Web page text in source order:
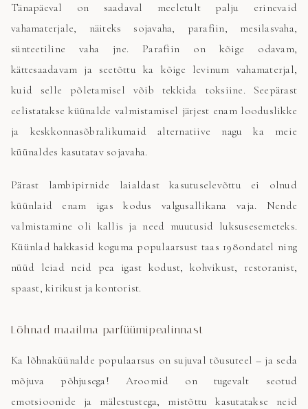
Tänapäeval on saadaval meeletult palju erinevaid
vahamaterjale, näiteks sojavaha, parafiin, mesilasvaha,
sünteetiline vaha jne. Parafiin on kõige odavam,
kättesaadavam ja seetõttu ka kõige levinum vahamaterjal,
kuid selle põletamisel võib tekkida toksiine. Seepärast
eelistatakse küünalde valmistamisel järjest enam looduslikke
ja keskkonnasõbralikumaid alternatiive nagu ka meie
küünaldes kasutatav sojavaha.
Pärast lambipirnide laialdast kasutuselevõttu ei olnud
küünlaid enam igas kodus valgusallikana vaja. Nende
valmistamine oli kallis ja need muutusid luksusesemeteks.
Küünlad hakkasid koguma populaarsust taas 1980ndatel ning
nüüd leiad neid pea igast kodust, kohvikust, restoranist,
spaast, kirikust ja kontorist.
Lõhnad maailma parfüümipealinnast
Ka lõhnaküünalde populaarsus on sujuval tõusuteel – ja seda
mõjuva põhjusega! Aroomid on tugevalt seotud
emotsioonide ja mälestustega, mistõttu kasutatakse neid